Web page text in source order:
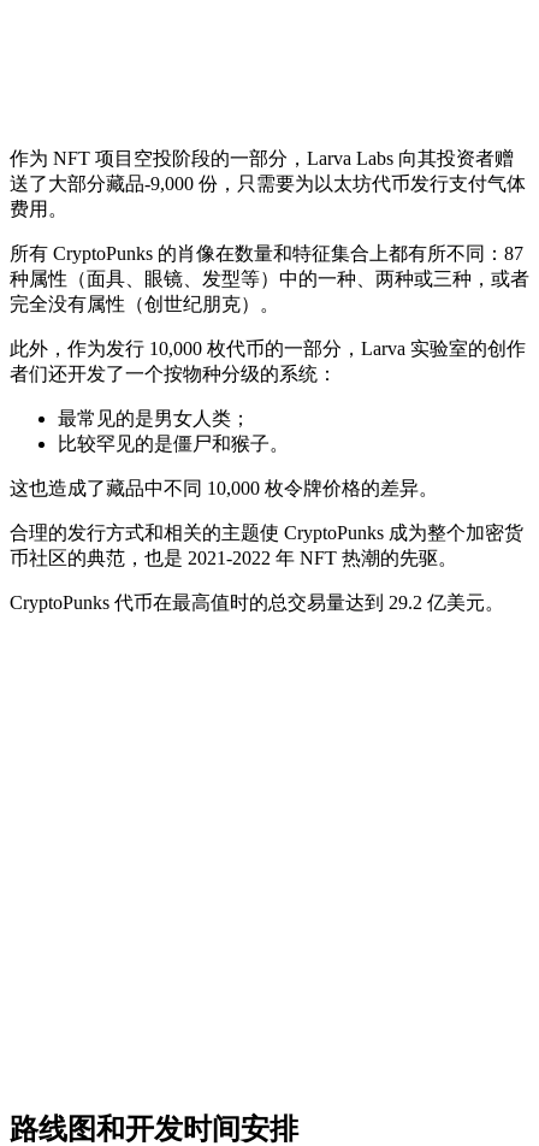
作为 NFT 项目空投阶段的一部分，Larva Labs 向其投资者赠
送了大部分藏品-9,000 份，只需要为以太坊代币发行支付气体
费用。
所有 CryptoPunks 的肖像在数量和特征集合上都有所不同：87
种属性（面具、眼镜、发型等）中的一种、两种或三种，或者
完全没有属性（创世纪朋克）。
此外，作为发行 10,000 枚代币的一部分，Larva 实验室的创作
者们还开发了一个按物种分级的系统：
最常见的是男女人类；
比较罕见的是僵尸和猴子。
这也造成了藏品中不同 10,000 枚令牌价格的差异。
合理的发行方式和相关的主题使 CryptoPunks 成为整个加密货
币社区的典范，也是 2021-2022 年 NFT 热潮的先驱。
CryptoPunks 代币在最高值时的总交易量达到 29.2 亿美元。
路线图和开发时间安排